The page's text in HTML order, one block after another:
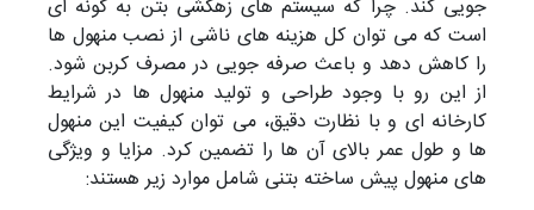
جویی کند. چرا که سیستم های زهکشی بتن به گونه ای
است که می توان کل هزینه های ناشی از نصب منهول ها
را کاهش دهد و باعث صرفه جویی در مصرف کربن شود.
از این رو با وجود طراحی و تولید منهول ها در شرایط
کارخانه ای و با نظارت دقیق، می توان کیفیت این منهول
ها و طول عمر بالای آن ها را تضمین کرد. مزایا و ویژگی
های منهول پیش ساخته بتنی شامل موارد زیر هستند: